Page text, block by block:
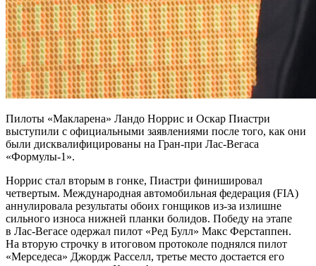
Пилоты «Макларена» Ландо Норрис и Оскар Пиастри
выступили с официальными заявлениями после того, как они
были дисквалифицированы на Гран‑при Лас‑Вегаса
«Формулы‑1».
Норрис стал вторым в гонке, Пиастри финишировал
четвертым. Международная автомобильная федерация (FIA)
аннулировала результаты обоих гонщиков из‑за излишне
сильного износа нижней планки болидов. Победу на этапе
в Лас‑Вегасе одержал пилот «Ред Булл» Макс Ферстаппен.
На вторую строчку в итоговом протоколе поднялся пилот
«Мерседеса» Джордж Расселл, третье место достается его